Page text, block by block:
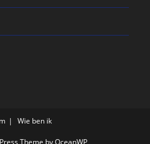
Wie ben ik